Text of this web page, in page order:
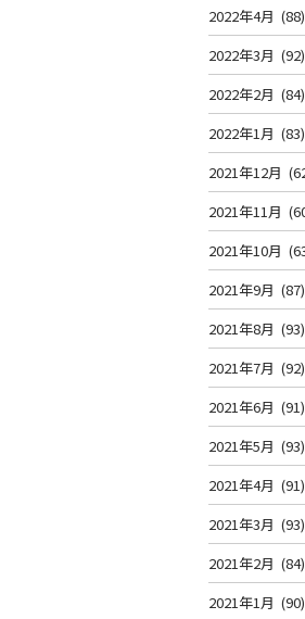
2022年4月 (88)
2022年3月 (92)
2022年2月 (84)
2022年1月 (83)
2021年12月
2021年11月
2021年10月
2021年9月 (87)
2021年8月 (93)
2021年7月 (92)
2021年6月 (91)
2021年5月 (93)
2021年4月 (91)
2021年3月 (93)
2021年2月 (84)
2021年1月 (90)